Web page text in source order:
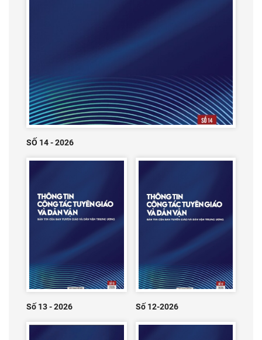
SỐ 14 - 2026
Số 13 - 2026 Số 12-2026